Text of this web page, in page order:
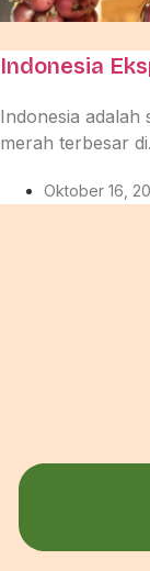
Indonesia
Indonesia adalah
merah terbesar
Oktober 16,